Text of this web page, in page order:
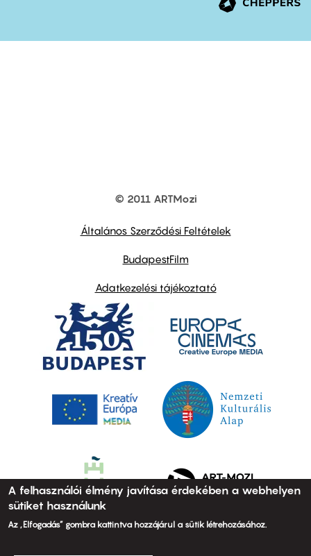
© 2011 ARTMozi
Általános Szerződési Feltételek
BudapestFilm
Adatkezelési tájékoztató
A felhasználói élmény javítása érdekében a webhelyen
sütiket használunk
Az „Elfogadás” gombra kattintva hozzájárul a sütik létrehozásához.